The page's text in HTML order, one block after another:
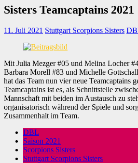
Sisters Teamcaptains 2021
11. Juli 2021 Stuttgart Scorpions Sisters
Mit Julia Mezger #05 und Melina Locher
Barbara Morell #83 und Michelle
hat das Team nun vier neue Teamcaptains
Teamcaptains ist es, als Schnittstelle
Mannschaft mit beiden im Austausch zu
organisatorisch während der Spiele und
Zusammenhalt im Team.
DBL
Saison 2021
Scorpions Sisters
Stuttgart Scorpions Sisters